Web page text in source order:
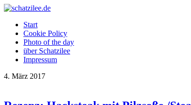
Start
Cookie Policy
Photo of the day
über Schatzilee
Impressum
4. März 2017